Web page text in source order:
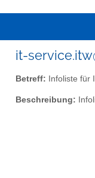
it-
Betreff: Infoliste für
Beschreibung: